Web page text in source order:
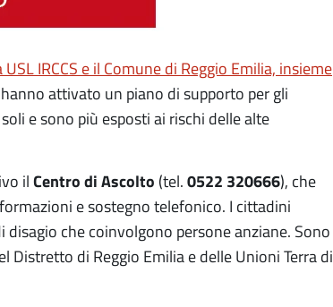
USL IRCCS e il Comune di Reggio Emilia, insieme
attivato un piano di supporto per gli
e sono più esposti ai rischi delle alte
il Centro di Ascolto (tel. 0522 320666), che
e sostegno telefonico. I cittadini
che coinvolgono persone anziane. Sono
Distretto di Reggio Emilia e delle Unioni Terra di